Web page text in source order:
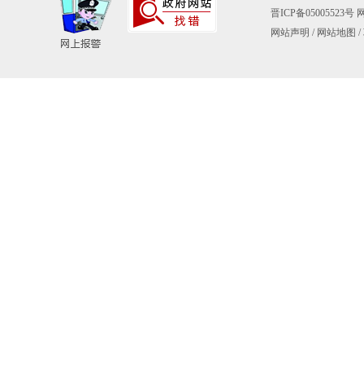
晋ICP备05005523号
网站声明 / 网站地图 /